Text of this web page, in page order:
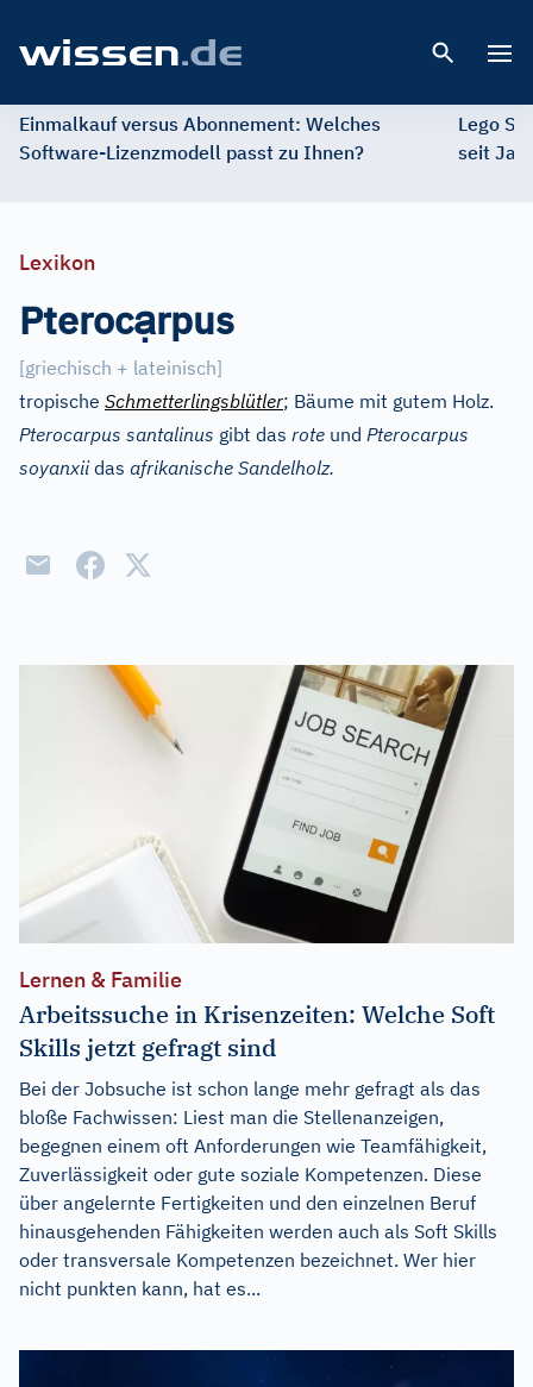
Einmalkauf versus Abonnement: Welches
Software-Lizenzmodell passt zu Ihnen?
Lego
seit
Lexikon
Pterocạrpus
[griechisch + lateinisch]
tropische Schmetterlingsblütler; Bäume mit gutem Holz.
Pterocarpus santalinus gibt das rote und Pterocarpus
soyanxiidas afrikanische Sandelholz.
Lernen & Familie
Arbeitssuche in Krisenzeiten: Welche Soft
Skills jetzt gefragt sind
Bei der Jobsuche ist schon lange mehr gefragt als das
bloße Fachwissen: Liest man die Stellenanzeigen,
begegnen einem oft Anforderungen wie Teamfähigkeit,
Zuverlässigkeit oder gute soziale Kompetenzen. Diese
über angelernte Fertigkeiten und den einzelnen Beruf
hinausgehenden Fähigkeiten werden auch als Soft Skills
oder transversale Kompetenzen bezeichnet. Wer hier
nicht punkten kann, hat es...